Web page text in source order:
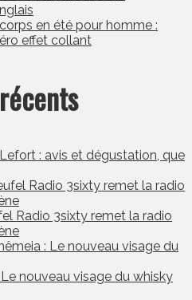
en été pour homme :
effet collant
: avis et dégustation, que
Radio 3sixty remet la radio
Radio 3sixty remet la radio
: Le nouveau visage du
nouveau visage du whisky